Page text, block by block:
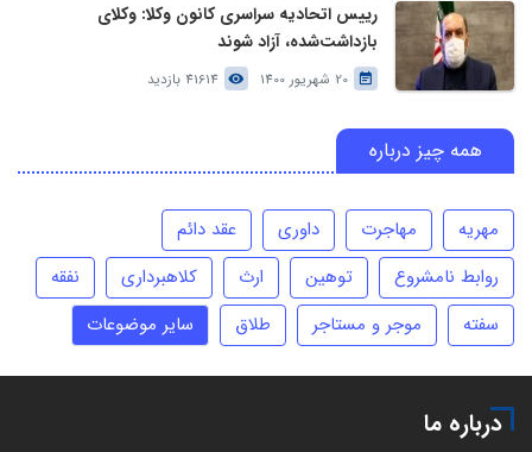
رییس اتحادیه سراسری کانون وکلا: وکلای
بازداشت‌شده، آزاد شوند
20 شهریور 1400 41614 بازدید
همه چیز درباره
مهریه مهاجرت داوری
عقد دائم
روابط نامشروع
توهین ارث کلاهبرداری
نفقه
سفته
موجر و مستاجر طلاق سایر موضوعات
درباره ما